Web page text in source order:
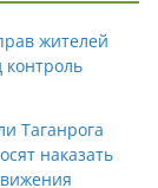
жителей
контроль
Таганрога
наказать